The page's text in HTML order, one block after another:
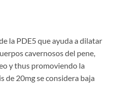
la PDE5 que ayuda a dilatar
cavernosos del pene,
y thus promoviendo la
de 20mg se considera baja